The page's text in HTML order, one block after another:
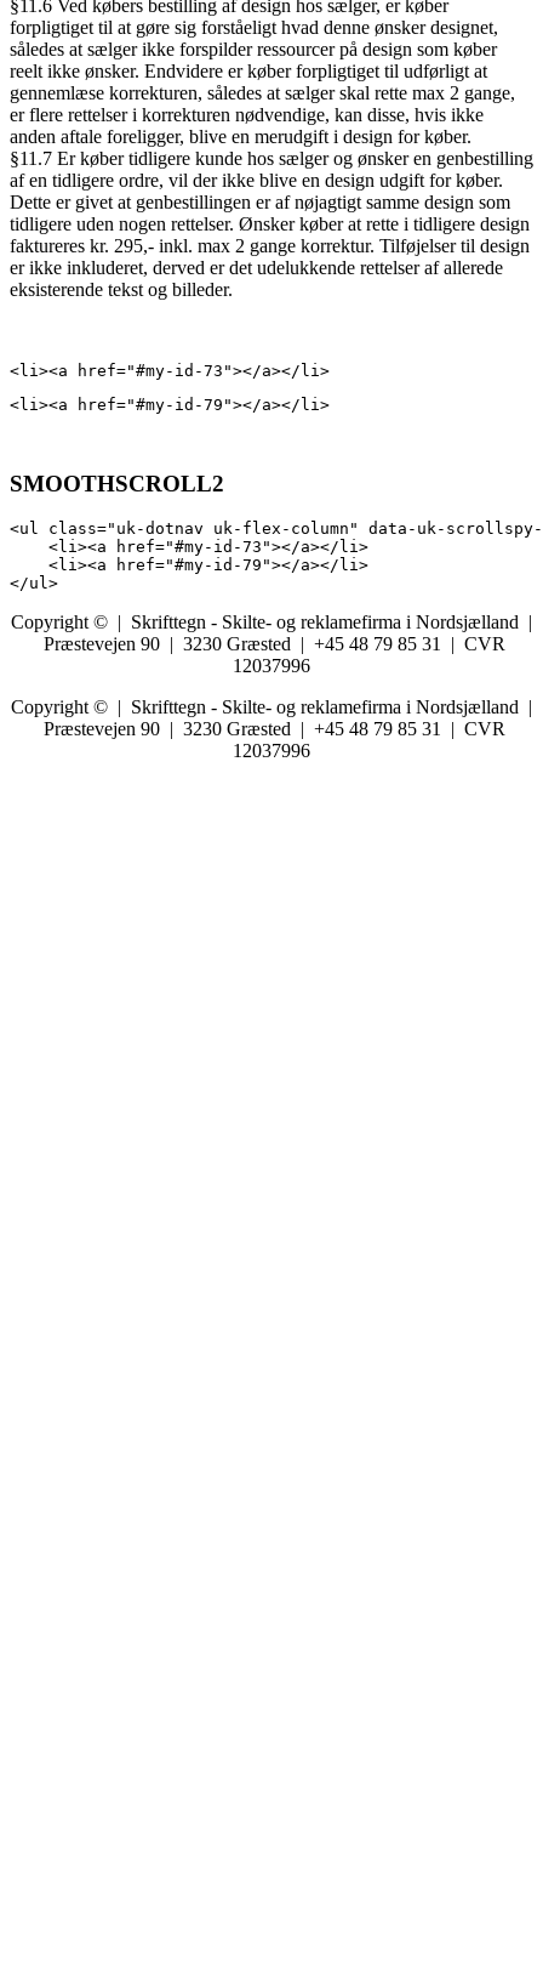
§11.6 Ved købers bestilling af design hos sælger, er køber
forpligtiget til at gøre sig forståeligt hvad denne ønsker designet,
således at sælger ikke forspilder ressourcer på design som køber
reelt ikke ønsker. Endvidere er køber forpligtiget til udførligt at
gennemlæse korrekturen, således at sælger skal rette max 2 gange,
er flere rettelser i korrekturen nødvendige, kan disse, hvis ikke
anden aftale foreligger, blive en merudgift i design for køber.
§11.7 Er køber tidligere kunde hos sælger og ønsker en genbestilling
af en tidligere ordre, vil der ikke blive en design udgift for køber.
Dette er givet at genbestillingen er af nøjagtigt samme design som
tidligere uden nogen rettelser. Ønsker køber at rette i tidligere design
faktureres kr. 295,- inkl. max 2 gange korrektur. Tilføjelser til design
er ikke inkluderet, derved er det udelukkende rettelser af allerede
eksisterende tekst og billeder.
<li><a href="#my-id-73"></a></li>
<li><a href="#my-id-79"></a></li>
SMOOTHSCROLL2
<ul class="uk-dotnav uk-flex-column" data-uk-
    <li><a href="#my-id-73"></a></li>
    <li><a href="#my-id-79"></a></li>
</ul>
Copyright © | Skrifttegn - Skilte- og reklamefirma i Nordsjælland |
Præstevejen 90 | 3230 Græsted | +45 48 79 85 31 | CVR
12037996
Copyright © | Skrifttegn - Skilte- og reklamefirma i Nordsjælland |
Præstevejen 90 | 3230 Græsted | +45 48 79 85 31 | CVR
12037996